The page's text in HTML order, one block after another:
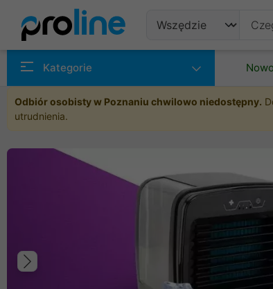
Kategorie
Odbiór osobisty w Poznaniu chwilowo niedostępny.
utrudnienia.
Poprzedni